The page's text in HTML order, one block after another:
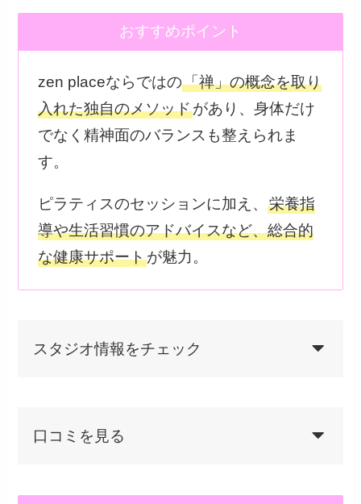
おすすめポイント
zen placeならではの「禅」の概念を取り
入れた独自のメソッドがあり、身体だけ
でなく精神面のバランスも整えられま
す。
ピラティスのセッションに加え、 栄養指
導や生活習慣のアドバイスなど、総合的
な健康サポートが魅力。
スタジオ情報をチェック
口コミを見る